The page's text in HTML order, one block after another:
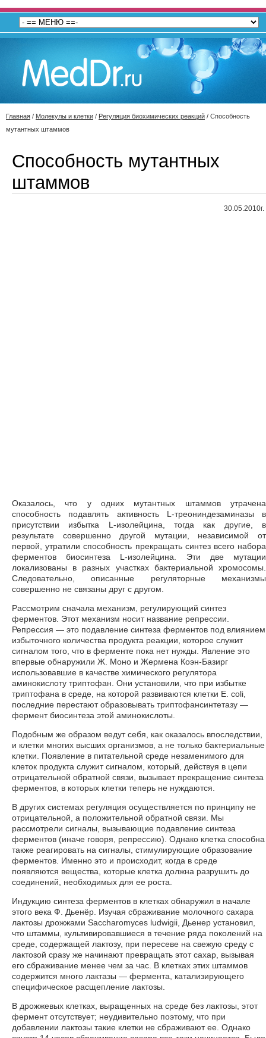
Главная / Молекулы и клетки / Регуляция биохимических реакций / Способность
мутантных штаммов
Способность мутантных
штаммов
30.05.2010г.
Оказалось, что у одних мутантных штаммов утрачена
способность подавлять активность L-треониндезаминазы в
присутствии избытка L-изолейцина, тогда как другие, в
результате совершенно другой мутации, независимой от
первой, утратили способность прекращать синтез всего набора
ферментов биосинтеза L-изолейцина. Эти две мутации
локализованы в разных участках бактериальной хромосомы.
Следовательно, описанные регуляторные механизмы
совершенно не связаны друг с другом.
Рассмотрим сначала механизм, регулирующий синтез
ферментов. Этот механизм носит название репрессии.
Репрессия — это подавление синтеза ферментов под влиянием
избыточного количества продукта реакции, которое служит
сигналом того, что в ферменте пока нет нужды. Явление это
впервые обнаружили Ж. Моно и Жермена Коэн-Базирг
использовавшие в качестве химического регулятора
аминокислоту триптофан. Они установили, что при избытке
триптофана в среде, на которой развиваются клетки Е. coli,
последние перестают образовывать триптофансинтетазу —
фермент биосинтеза этой аминокислоты.
Подобным же образом ведут себя, как оказалось впоследствии,
и клетки многих высших организмов, а не только бактериальные
клетки. Появление в питательной среде незаменимого для
клеток продукта служит сигналом, который, действуя в цепи
отрицательной обратной связи, вызывает прекращение синтеза
ферментов, в которых клетки теперь не нуждаются.
В других системах регуляция осуществляется по принципу не
отрицательной, а положительной обратной связи. Мы
рассмотрели сигналы, вызывающие подавление синтеза
ферментов (иначе говоря, репрессию). Однако клетка способна
также реагировать на сигналы, стимулирующие образование
ферментов. Именно это и происходит, когда в среде
появляются вещества, которые клетка должна разрушить до
соединений, необходимых для ее роста.
Индукцию синтеза ферментов в клетках обнаружил в начале
этого века Ф. Дьенёр. Изучая сбраживание молочного сахара
лактозы дрожжами Saccharomyces ludwigii, Дьенер установил,
что штаммы, культивировавшиеся в течение ряда поколений на
среде, содержащей лактозу, при пересеве на свежую среду с
лактозой сразу же начинают превращать этот сахар, вызывая
его сбраживание менее чем за час. В клетках этих штаммов
содержится много лактазы — фермента, катализирующего
специфическое расщепление лактозы.
В дрожжевых клетках, выращенных на среде без лактозы, этот
фермент отсутствует; неудивительно поэтому, что при
добавлении лактозы такие клетки не сбраживают ее. Однако